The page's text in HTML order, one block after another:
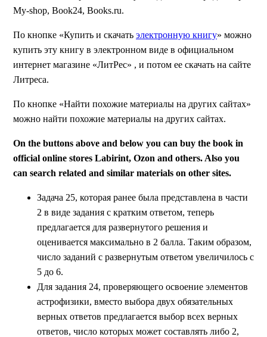
My-shop, Book24, Books.ru.
По кнопке «Купить и скачать электронную книгу» можно
купить эту книгу в электронном виде в официальном
интернет магазине «ЛитРес» , и потом ее скачать на сайте
Литреса.
По кнопке «Найти похожие материалы на других сайтах»
можно найти похожие материалы на других сайтах.
On the buttons above and below you can buy the book in
official online stores Labirint, Ozon and others. Also you
can search related and similar materials on other sites.
Задача 25, которая ранее была представлена в части
2 в виде задания с кратким ответом, теперь
предлагается для развернутого решения и
оценивается максимально в 2 балла. Таким образом,
число заданий с развернутым ответом увеличилось с
5 до 6.
Для задания 24, проверяющего освоение элементов
астрофизики, вместо выбора двух обязательных
верных ответов предлагается выбор всех верных
ответов, число которых может составлять либо 2,